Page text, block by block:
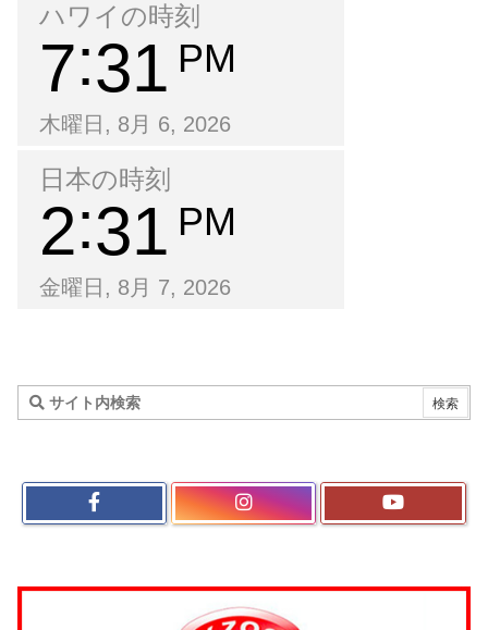
ハワイの時刻
7 31 PM
木曜日, 8月 6, 2026
日本の時刻
2 31 PM
金曜日, 8月 7, 2026